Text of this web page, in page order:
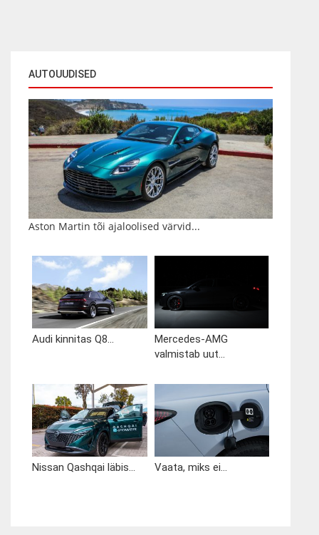
AUTOUUDISED
Aston Martin tõi ajaloolised värvid...
Audi kinnitas Q8...
Mercedes-AMG
valmistab uut...
Nissan Qashqai läbis... Vaata, miks ei...